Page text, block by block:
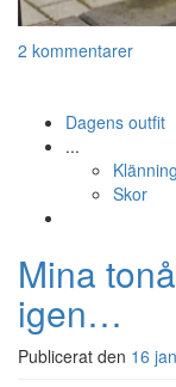
2 kommentarer
Dagens outfit
...
Skor
Mina
igen…
Publicerat den 16